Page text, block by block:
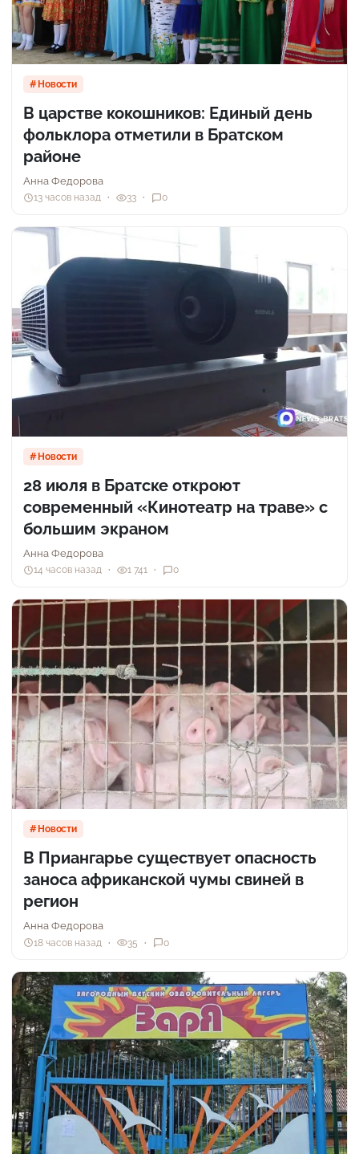
Новости
В царстве кокошников: Единый день
фольклора отметили в Братском
районе
Анна Федорова
13 часов назад 33 0
Новости
28 июля в Братске откроют
современный «Кинотеатр на траве» с
большим экраном
Анна Федорова
14 часов назад 1 741 0
Новости
В Приангарье существует опасность
заноса африканской чумы свиней в
регион
Анна Федорова
18 часов назад 35 0